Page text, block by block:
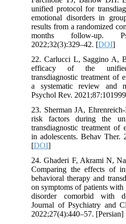
unified protocol for
emotional disorders in
results from a randomized
months follow-up.
2022;32(3):329–42. [DOI
22. Carlucci L, Saggino A,
efficacy of the
transdiagnostic treatment of
a systematic review and
Psychol Rev.
23. Sherman JA,
risk factors during the
transdiagnostic treatment
in adolescents. Behav
[DOI
24. Ghaderi F, Akrami N,
Comparing the effects of
behavioral therapy and
on symptoms of patients
disorder comorbid with
Journal of Psychiatry and
2022;27(4):440–57.